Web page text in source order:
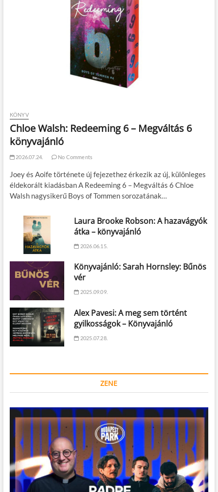
KÖNYV
Chloe Walsh: Redeeming 6 – Megváltás 6
könyvajánló
2026.07.24. No Comments
Joey és Aoife története új fejezethez érkezik az új, különleges
éldekorált kiadásban A Redeeming 6 – Megváltás 6 Chloe
Walsh nagysikerű Boys of Tommen sorozatának…
Laura Brooke Robson: A hazavágyók
átka – könyvajánló
2026.06.15.
Könyvajánló: Sarah Hornsley: Bűnös
vér
2025.09.09.
Alex Pavesi: A meg sem történt
gyilkosságok – Könyvajánló
2025.07.28.
ZENE